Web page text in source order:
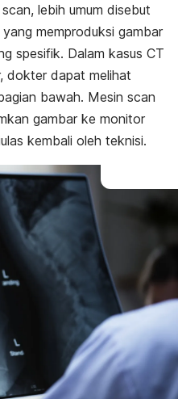
lebih umum disebut
memproduksi gambar
spesifik. Dalam kasus CT
dokter dapat melihat
bawah. Mesin scan
gambar ke monitor
kembali oleh teknisi.